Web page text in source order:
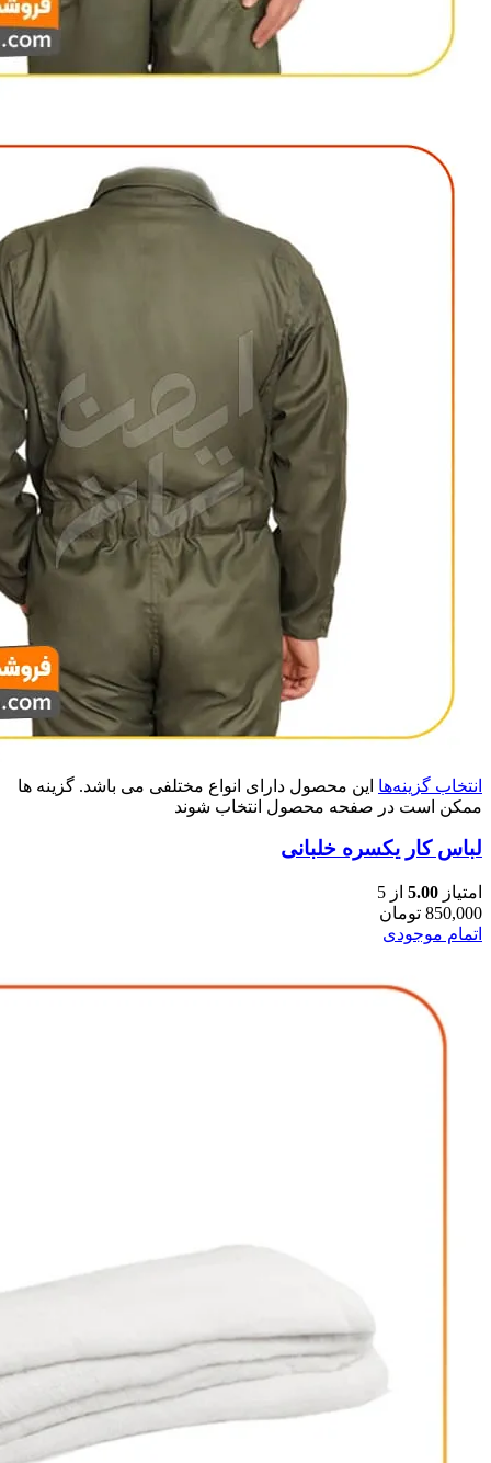
انتخاب گزینه‌ها این محصول دارای انواع مختلفی می باشد. گزینه ها
ممکن است در صفحه محصول انتخاب شوند
لباس کار یکسره خلبانی
امتیاز 5.00 از 5
850,000 تومان
اتمام موجودی